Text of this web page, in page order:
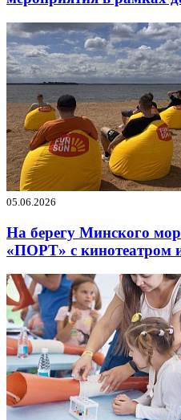
05.06.2026
На берегу Минского
«ПОРТ» с кинотеатром